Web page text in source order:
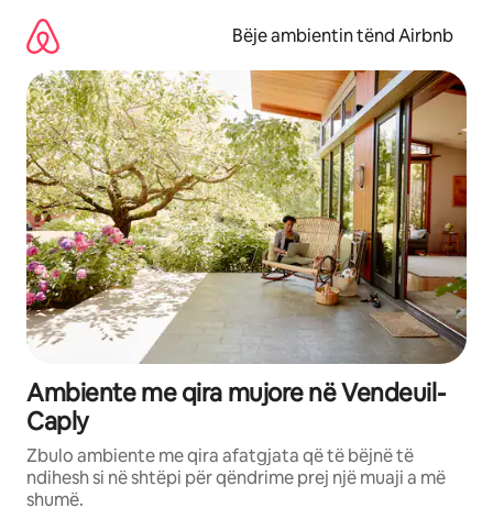
përmbajtja
Bëje ambientin tënd Airbnb
Ambiente me qira mujore në Vendeuil-
Caply
Zbulo ambiente me qira afatgjata që të bëjnë të
ndihesh si në shtëpi për qëndrime prej një muaji a më
shumë.